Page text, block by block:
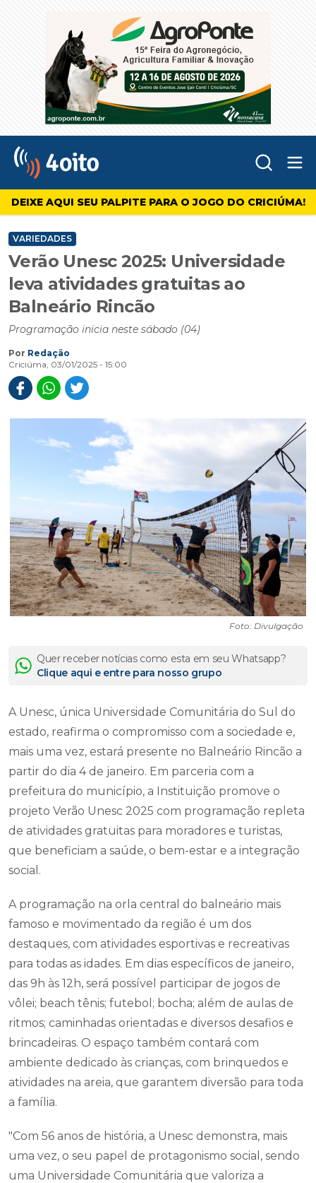
4oito
DEIXE AQUI SEU PALPITE PARA O JOGO DO CRICIÚMA!
VARIEDADES
Verão Unesc 2025: Universidade
leva atividades gratuitas ao
Balneário Rincão
Programação inicia neste sábado (04)
Por Redação
Criciúma, 03/01/2025 - 15:00
Foto: Divulgação
Quer receber notícias como esta em seu Whatsapp?
Clique aqui e entre para nosso grupo
A Unesc, única Universidade Comunitária do Sul do
estado, reafirma o compromisso com a sociedade e,
mais uma vez, estará presente no Balneário Rincão a
partir do dia 4 de janeiro. Em parceria com a
prefeitura do município, a Instituição promove o
projeto Verão Unesc 2025 com programação repleta
de atividades gratuitas para moradores e turistas,
que beneficiam a saúde, o bem-estar e a integração
social.
A programação na orla central do balneário mais
famoso e movimentado da região é um dos
destaques, com atividades esportivas e recreativas
para todas as idades. Em dias específicos de janeiro,
das 9h às 12h, será possível participar de jogos de
vôlei; beach tênis; futebol; bocha; além de aulas de
ritmos; caminhadas orientadas e diversos desafios e
brincadeiras. O espaço também contará com
ambiente dedicado às crianças, com brinquedos e
atividades na areia, que garantem diversão para toda
a família.
"Com 56 anos de história, a Unesc demonstra, mais
uma vez, o seu papel de protagonismo social, sendo
uma Universidade Comunitária que valoriza a